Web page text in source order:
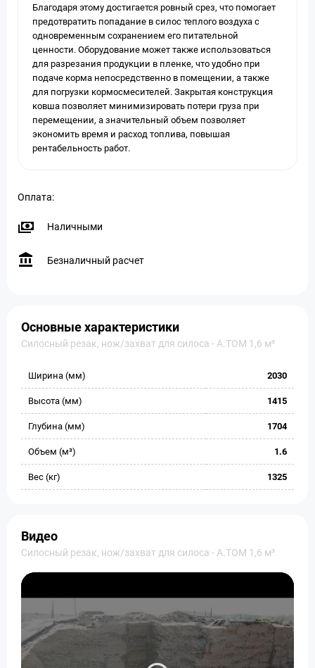
Благодаря этому достигается ровный срез, что помогает
предотвратить попадание в силос теплого воздуха с
одновременным сохранением его питательной
ценности. Оборудование может также использоваться
для разрезания продукции в пленке, что удобно при
подаче корма непосредственно в помещении, а также
для погрузки кормосмесителей. Закрытая конструкция
ковша позволяет минимизировать потери груза при
перемещении, а значительный объем позволяет
экономить время и расход топлива, повышая
рентабельность работ.
Оплата:
Наличными
Безналичный расчет
Основные характеристики
Силосный резак, нож/захват для силоса - А.ТОМ 1,6 м³
Ширина (мм) 2030
Высота (мм) 1415
Глубина (мм) 1704
Объем (м³) 1.6
Вес (кг) 1325
Видео
Силосный резак, нож/захват для силоса - А.ТОМ 1,6 м³